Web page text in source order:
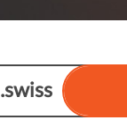
.swiss